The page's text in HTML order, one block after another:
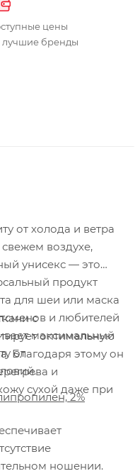
цены
лучшие бренды
от холода и ветра
воздухе,
унисекс — это
продукт
для шеи или маска
и любителей
максимальный
от
с
оптимальную
Благодаря этому он
и
сухой даже при
ношении.
2%